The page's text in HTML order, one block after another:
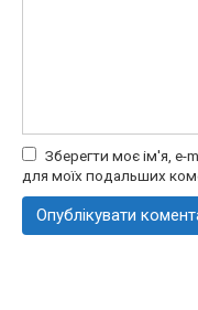
Зберегти моє ім'я, e-
для моїх подальших